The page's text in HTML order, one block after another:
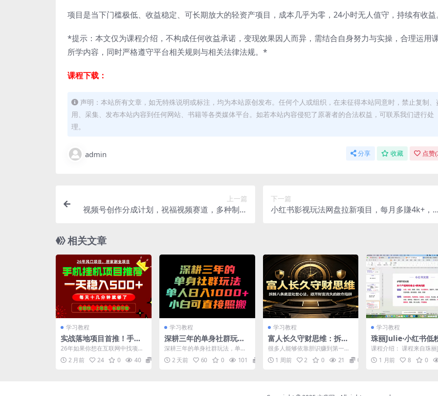
项目是当下门槛极低、收益稳定、可长期放大的轻资产项目，成本几乎为零，24小时无人值守，持续有收益。
*提示：本文仅为课程介绍，不构成任何收益承诺，变现效果因人而异，需结合自身努力与实操，合理运用
所学内容，同时严格遵守平台相关规则与相关法律法规。*
课程下载：
声明：本站所有文章，如无特殊说明或标注，均为本站原创发布。任何个人或组织，在未征得本站同意时，禁止复制、
用、采集、发布本站内容到任何网站、书籍等各类媒体平台。如若本站内容侵犯了原著者的合法权益，可联系我们进行处
理。
admin 分享 收藏 点赞(
上一篇
视频号创作分成计划，祝福视频赛道，多种制作
下一篇
小红书影视玩法网盘拉新项目，每月多賺4k+，
相关文章
学习教程
实战落地项目首推！手机
挂机掘金，每天十几分
钟，轻松日入500+，长期
稳定！
26年如果你想在互联网中找项
目，分的一杯羹，或者说找一份
副业，真的不难！ 副业项...
2 月前 24 0 40
学习教程
深耕三年的单身社群玩
法，单人日入1000+，小
白可直接照搬！【揭秘】
深耕三年的单身社群玩法，单人
日入1000+，小白可直接照搬！
【揭秘】 项目介绍：...
2 天前 60 0 101
学习教程
富人长久守财思维：拆解
八条底层处世心法，避开
财富流失的致命陷阱
很多人能够依靠胆识赚到第一桶
金，却难以长久守住财富，财富
崩塌的案例时常出现。课程...
1 周前 2 0 21 0
学习教程
珠丽Julie·小红书低
单训练营(第六期)
课程介绍： 课程来自珠丽
师的小红书低粉高客单训
课程从高端人设定...
1 月前 8 0